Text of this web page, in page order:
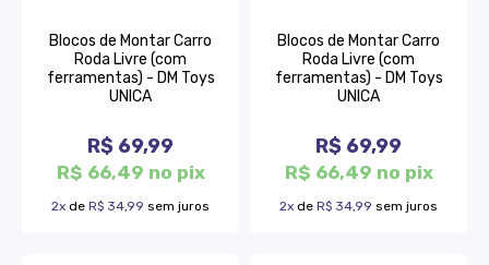
Blocos de Montar Carro
Roda Livre (com
ferramentas) - DM Toys
UNICA
R$ 69,99
R$ 66,49 no pix
2x de R$ 34,99 sem juros
Blocos de Montar Carro
Roda Livre (com
ferramentas) - DM Toys
UNICA
R$ 69,99
R$ 66,49 no pix
2x de R$ 34,99 sem juros